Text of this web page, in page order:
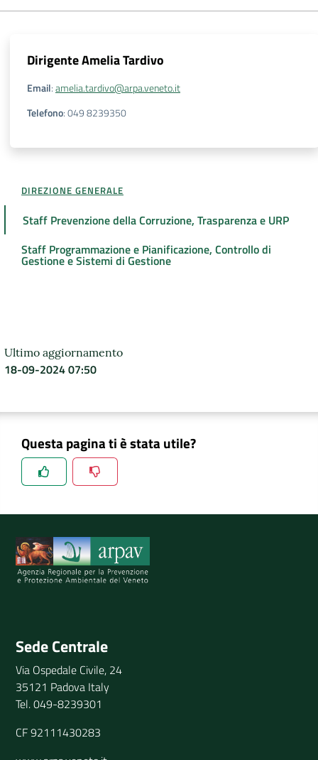
DirigenteAmelia Tardivo
Email:amelia.tardivo@arpa.veneto.it
Telefono:049 8239350
DIREZIONE GENERALE
Staff Prevenzione della Corruzione, Trasparenza e URP
Staff Programmazione e Pianificazione, Controllo di
Gestione e Sistemi di Gestione
Ultimo aggiornamento
18-09-2024 07:50
Questa pagina ti è stata utile?
Spiegaci perchè, e aiutaci a migliorare il servizio
Sede Centrale
Via Ospedale Civile, 24
35121 Padova Italy
Tel. 049-8239301
CF 92111430283